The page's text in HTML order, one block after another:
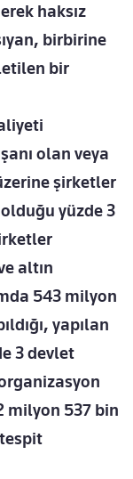
haksız
birbirine
bir
olan veya
şirketler
yüzde 3
altın
543 milyon
yapılan
3 devlet
milyon 537 bin